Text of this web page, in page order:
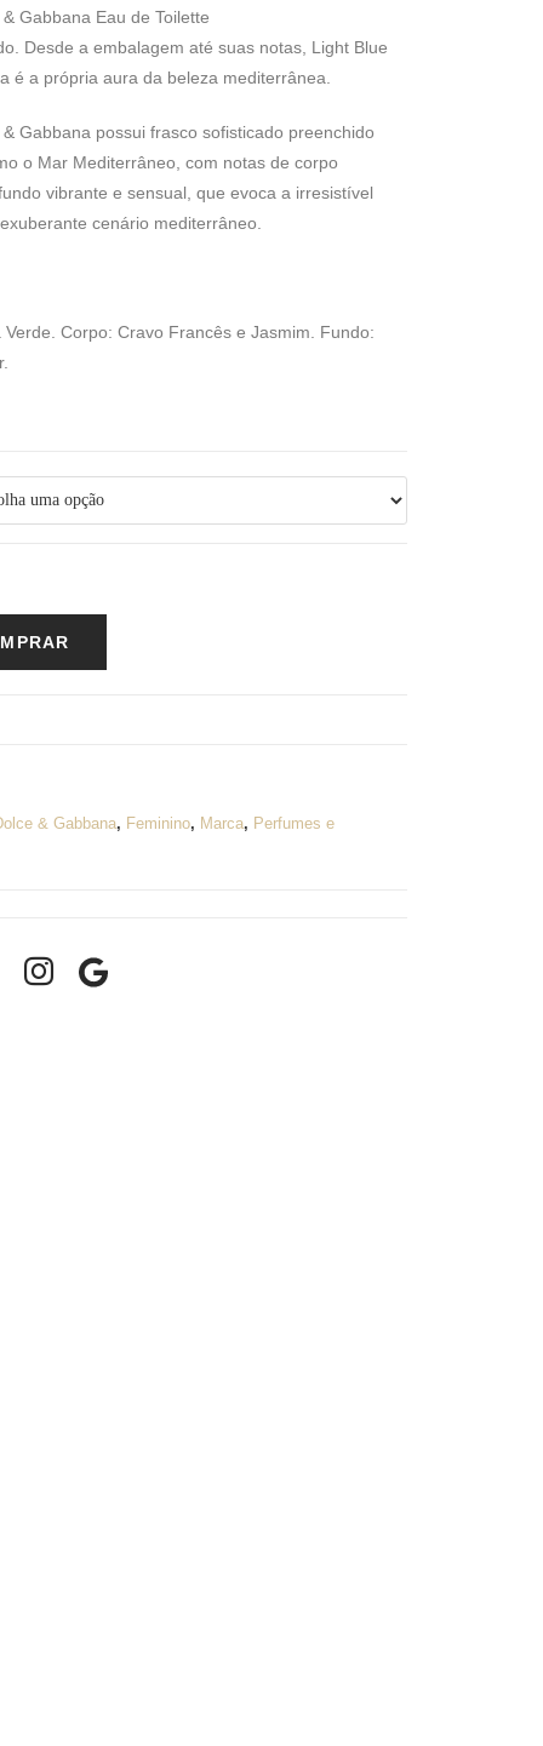
Gabbana Eau de Toilette
Desde a embalagem até suas notas, Light Blue
é a própria aura da beleza mediterrânea.
Gabbana possui frasco sofisticado preenchido
o Mar Mediterrâneo, com notas de corpo
vibrante e sensual, que evoca a irresistível
cenário mediterrâneo.
Corpo: Cravo Francês e Jasmim. Fundo:
& Gabbana, Feminino, Marca, Perfumes e